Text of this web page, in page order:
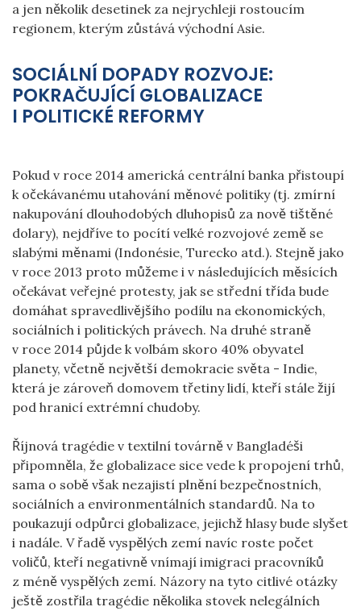
a jen několik desetinek za nejrychleji rostoucím
regionem, kterým zůstává východní Asie.
SOCIÁLNÍ DOPADY ROZVOJE:
POKRAČUJÍCÍ GLOBALIZACE
I POLITICKÉ REFORMY
Pokud v roce 2014 americká centrální banka přistoupí
k očekávanému utahování měnové politiky (tj. zmírní
nakupování dlouhodobých dluhopisů za nově tištěné
dolary), nejdříve to pocítí velké rozvojové země se
slabými měnami (Indonésie, Turecko atd.). Stejně jako
v roce 2013 proto můžeme i v následujících měsících
očekávat veřejné protesty, jak se střední třída bude
domáhat spravedlivějšího podílu na ekonomických,
sociálních i politických právech. Na druhé straně
v roce 2014 půjde k volbám skoro 40% obyvatel
planety, včetně největší demokracie světa - Indie,
která je zároveň domovem třetiny lidí, kteří stále žijí
pod hranicí extrémní chudoby.
Říjnová tragédie v textilní továrně v Bangladéši
připomněla, že globalizace sice vede k propojení trhů,
sama o sobě však nezajistí plnění bezpečnostních,
sociálních a environmentálních standardů. Na to
poukazují odpůrci globalizace, jejichž hlasy bude slyšet
i nadále. V řadě vyspělých zemí navíc roste počet
voličů, kteří negativně vnímají imigraci pracovníků
z méně vyspělých zemí. Názory na tyto citlivé otázky
ještě zostřila tragédie několika stovek nelegálních